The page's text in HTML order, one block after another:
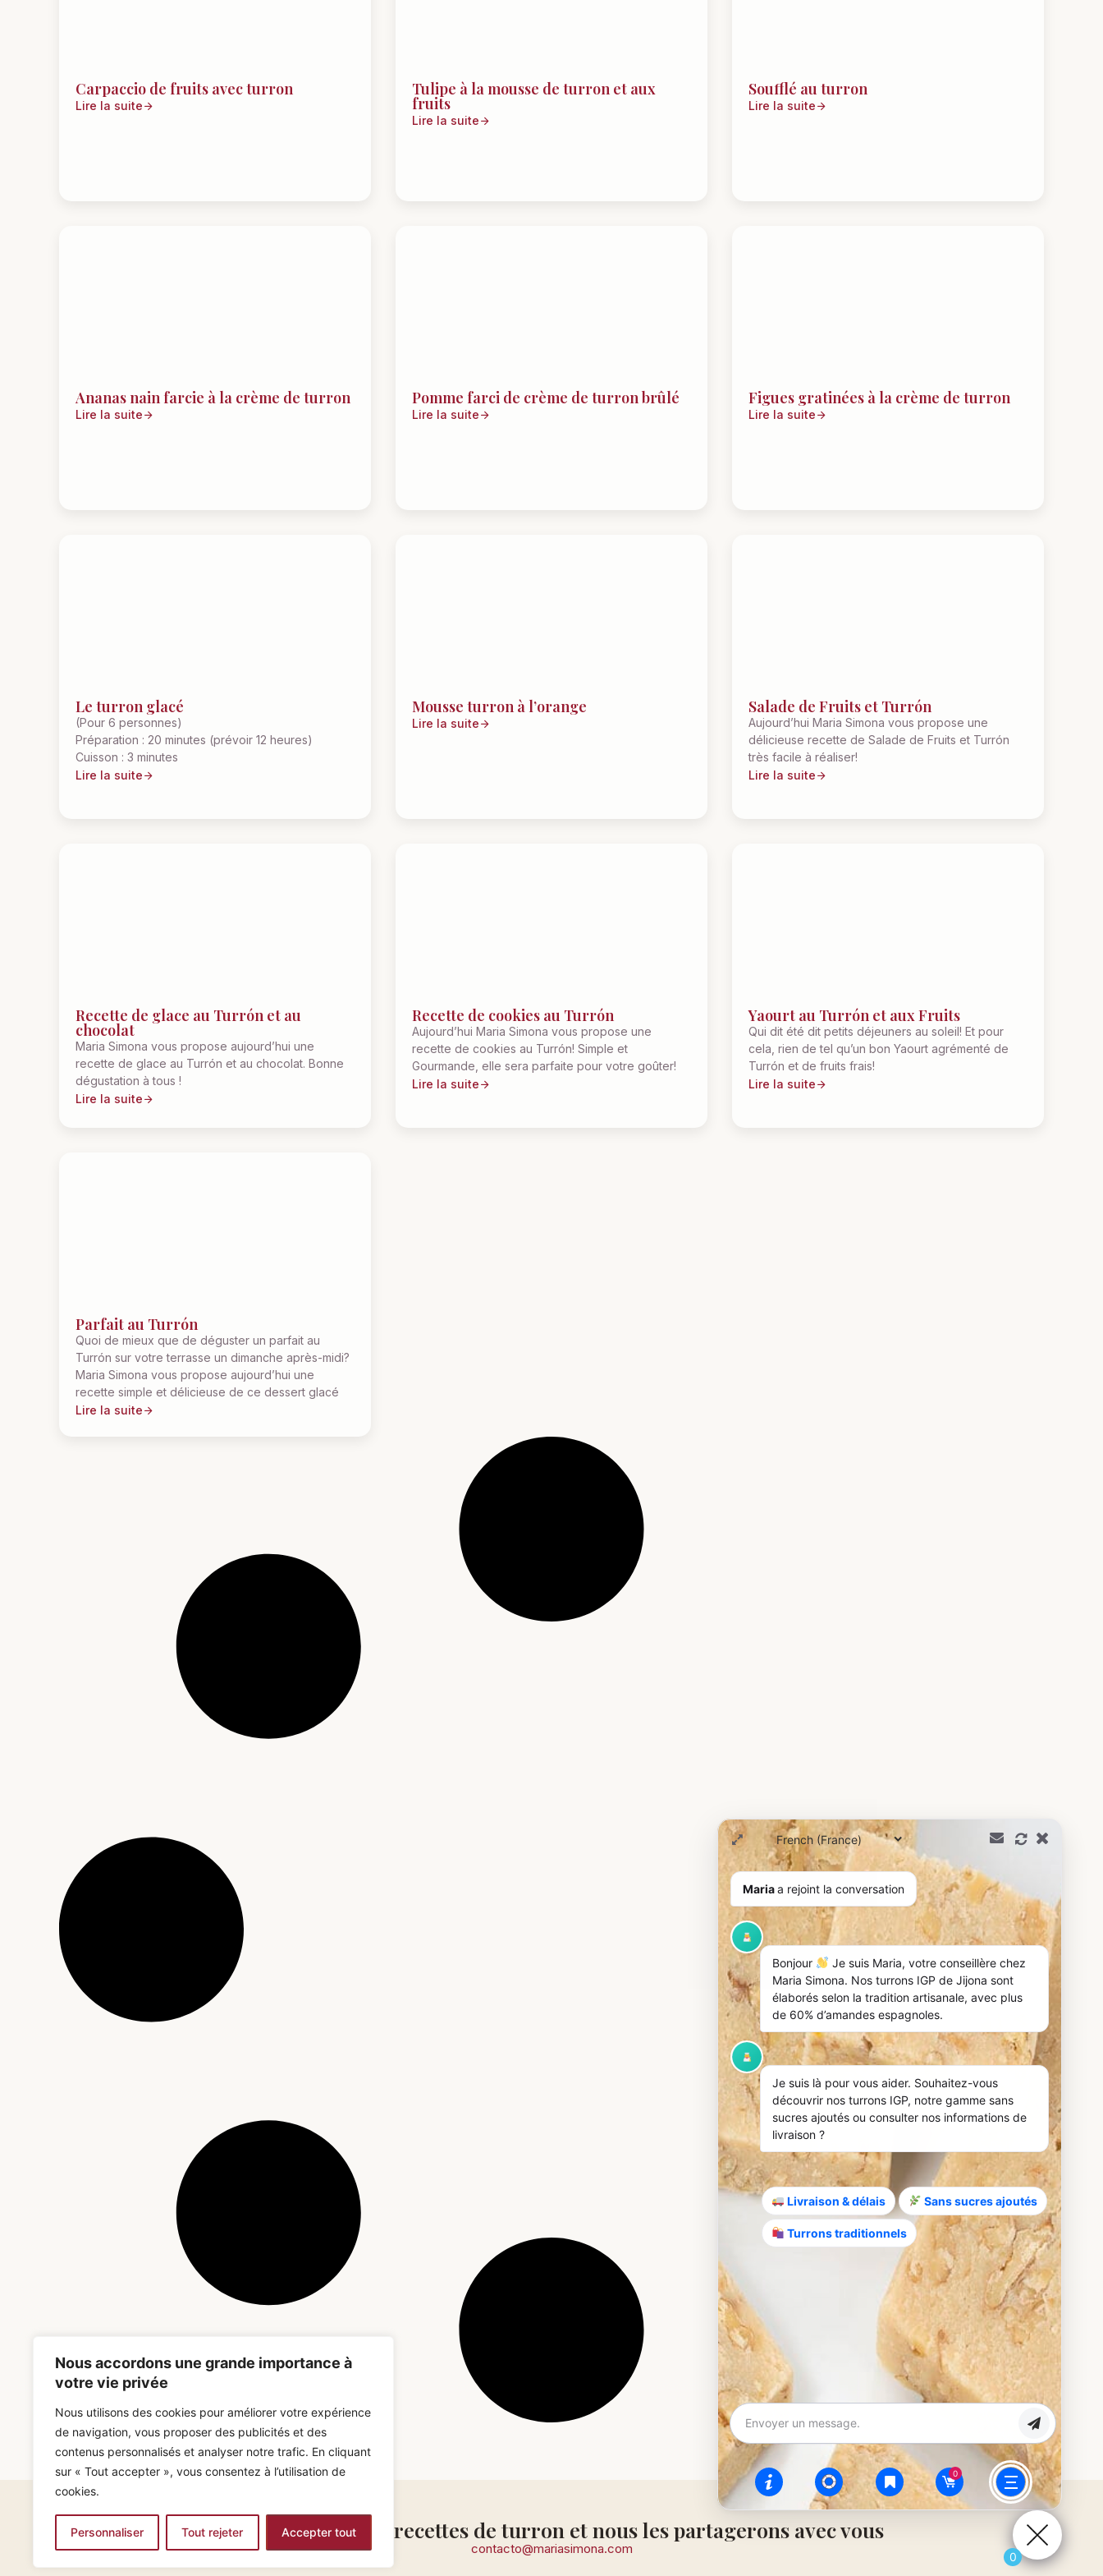
Nous accordons une grande importance à
votre vie privée
Nous utilisons des cookies pour améliorer votre expérience
de navigation, vous proposer des publicités et des
contenus personnalisés et analyser notre trafic. En cliquant
sur « Tout accepter », vous consentez à l’utilisation de
cookies.
Personnaliser Tout rejeter Accepter tout
Carpaccio de fruits avec turron
Lire la suite
Tulipe à la mousse de turron et aux
fruits
Lire la suite
Soufflé au turron
Lire la suite
Ananas nain farcie à la crème de turron
Lire la suite
Pomme farci de crème de turron brûlé
Lire la suite
Figues gratinées à la crème de turron
Lire la suite
Le turron glacé
(Pour 6 personnes)
Préparation : 20 minutes (prévoir 12 heures)
Cuisson : 3 minutes
Lire la suite
Mousse turron à l’orange
Lire la suite
Salade de Fruits et Turrón
Aujourd’hui Maria Simona vous propose une
délicieuse recette de Salade de Fruits et Turrón
très facile à réaliser!
Lire la suite
Recette de glace au Turrón et au
chocolat
Maria Simona vous propose aujourd’hui une
recette de glace au Turrón et au chocolat. Bonne
dégustation à tous !
Lire la suite
Recette de cookies au Turrón
Aujourd’hui Maria Simona vous propose une
recette de cookies au Turrón! Simple et
Gourmande, elle sera parfaite pour votre goûter!
Lire la suite
Yaourt au Turrón et aux Fruits
Qui dit été dit petits déjeuners au soleil! Et pour
cela, rien de tel qu’un bon Yaourt agrémenté de
Turrón et de fruits frais!
Lire la suite
Parfait au Turrón
Quoi de mieux que de déguster un parfait au
Turrón sur votre terrasse un dimanche après-midi?
Maria Simona vous propose aujourd’hui une
recette simple et délicieuse de ce dessert glacé
Lire la suite
Envoyez-nous vos recettes de turron et nous les partagerons avec vous
contacto@mariasimona.com
Mariaa rejoint la conversation
Bonjour
Je suis Maria, votre conseillère chez
Maria Simona. Nos turrons IGP de Jijona sont
élaborés selon la tradition artisanale, avec plus
de 60% d’amandes espagnoles.
Je suis là pour vous aider. Souhaitez-vous
découvrir nos turrons IGP, notre gamme sans
sucres ajoutés ou consulter nos informations de
livraison ?
Livraison & délais Sans sucres ajoutés
Turrons traditionnels
0
0